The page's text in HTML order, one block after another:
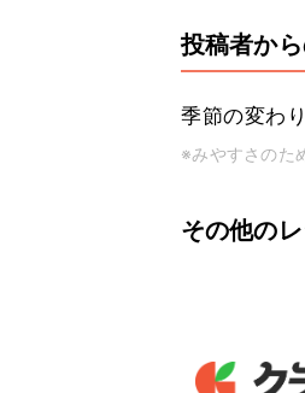
投稿者か
季節の変わ
※みやすさのた
その他の